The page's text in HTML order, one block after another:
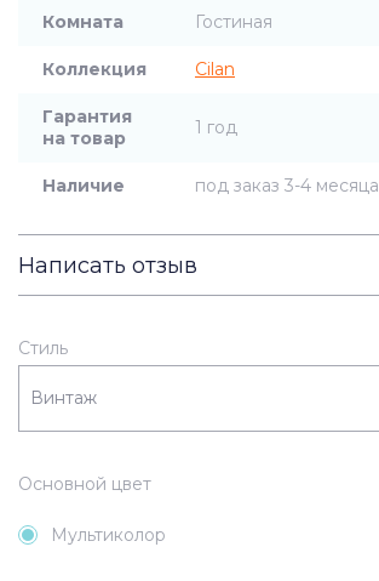
Комната Гостиная
Коллекция Cilan
Гарантия
на товар
1 год
Наличие под заказ 3-4 месяца
Написать отзыв
Мультиколор